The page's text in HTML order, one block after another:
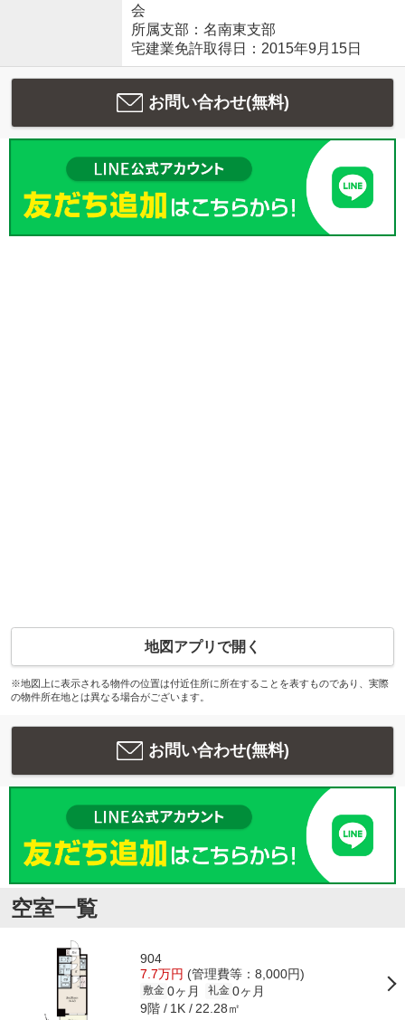
会
所属支部：名南東支部
宅建業免許取得日：2015年9月15日
お問い合わせ(無料)
地図アプリで開く
※地図上に表示される物件の位置は付近住所に所在することを表すものであり、実際
の物件所在地とは異なる場合がございます。
お問い合わせ(無料)
空室一覧
904
7.7万円 (管理費等：8,000円)
敷金 0ヶ月 礼金 0ヶ月
9階 1K 22.28㎡